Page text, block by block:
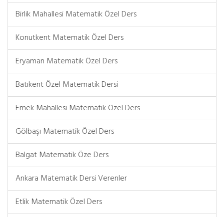
Birlik Mahallesi Matematik Özel Ders
Konutkent Matematik Özel Ders
Eryaman Matematik Özel Ders
Batıkent Özel Matematik Dersi
Emek Mahallesi Matematik Özel Ders
Gölbaşı Matematik Özel Ders
Balgat Matematik Öze Ders
Ankara Matematik Dersi Verenler
Etlik Matematik Özel Ders